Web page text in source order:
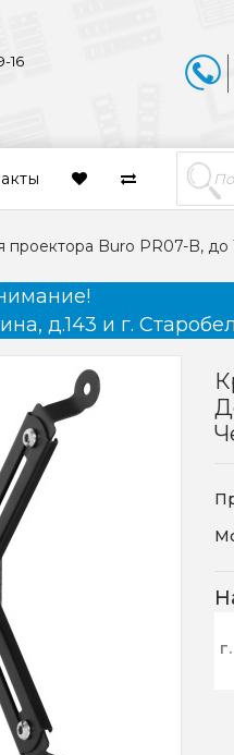
16
Buro PR07-B, до
д.143 и г.